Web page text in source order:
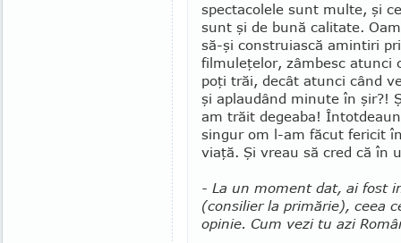
spectacolele sunt multe, şi
sunt şi de bună calitate.
să-şi construiască amintiri
filmuleţelor, zâmbesc atunci
poţi trăi, decât atunci când
şi aplaudând mi­nute în şir?!
am trăit de­geaba!
singur om l-am făcut fericit
viaţă. Şi vreau să cred că în
- La un moment dat, ai fost
(consilier la primărie), ceea
opinie. Cum vezi tu azi